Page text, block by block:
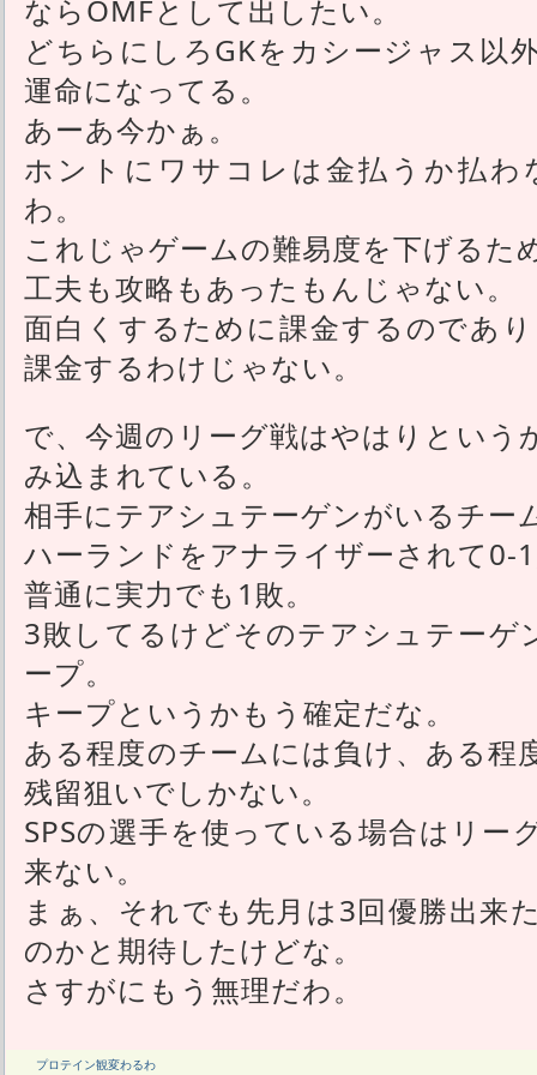
ならOMFとして出したい。
どちらにしろGKをカシージャス以
運命になってる。
あーあ今かぁ。
ホントにワサコレは金払うか払
わ。
これじゃゲームの難易度を下げるた
工夫も攻略もあったもんじゃない。
面白くするために課金するのであ
課金するわけじゃない。
で、今週のリーグ戦はやはりという
み込まれている。
相手にテアシュテーゲンがいるチー
ハーランドをアナライザーされて0-
普通に実力でも1敗。
3敗してるけどそのテアシュテーゲ
ープ。
キープというかもう確定だな。
ある程度のチームには負け、ある程
残留狙いでしかない。
SPSの選手を使っている場合はリー
来ない。
まぁ、それでも先月は3回優勝出来
のかと期待したけどな。
さすがにもう無理だわ。
プロテイン観変わるわ